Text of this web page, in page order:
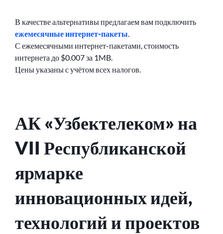
В качестве альтернативы предлагаем вам подключить
ежемесячные интернет-пакеты.
С ежемесячными интернет-пакетами, стоимость
интернета до $0.007 за 1MB.
Цены указаны с учётом всех налогов.
АК «Узбектелеком» на
VII Республиканской
ярмарке
инновационных идей,
технологий и проектов